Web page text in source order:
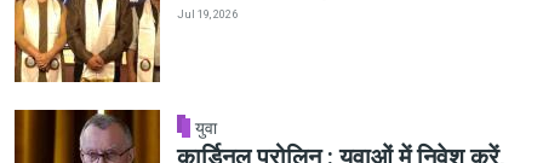
Jul 19, 2026
युवा